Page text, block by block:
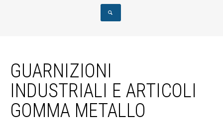
GUARNIZIONI
INDUSTRIALI E ARTICOLI
GOMMA METALLO